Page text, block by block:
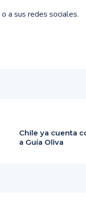
o a sus redes sociales.
Chile ya cuenta
a Guía Oliva